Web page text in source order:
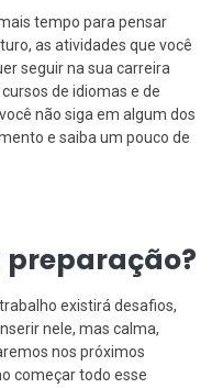
tempo para pensar
as atividades que você
seguir na sua carreira
de idiomas e de
não siga em algum dos
e saiba um pouco de
preparação?
existirá desafios,
nele, mas calma,
nos próximos
começar todo esse